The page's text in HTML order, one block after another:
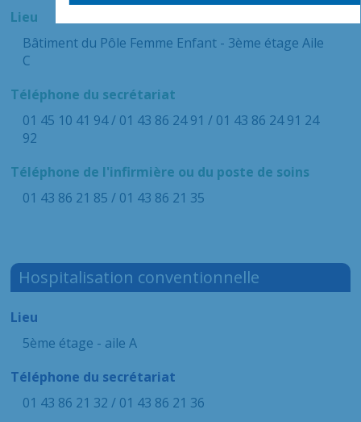
Lieu
Bâtiment du Pôle Femme Enfant - 3ème étage Aile
C
Téléphone du secrétariat
01 45 10 41 94 / 01 43 86 24 91 / 01 43 86 24 91 24
92
Téléphone de l'infirmière ou du poste de soins
01 43 86 21 85 / 01 43 86 21 35
Hospitalisation conventionnelle
Lieu
5ème étage - aile A
Téléphone du secrétariat
01 43 86 21 32 / 01 43 86 21 36